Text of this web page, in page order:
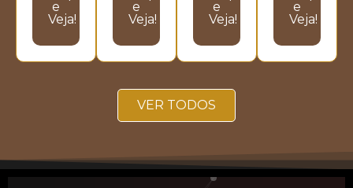
e
Veja!
e
Veja!
e
Veja!
e
Veja!
VER TODOS